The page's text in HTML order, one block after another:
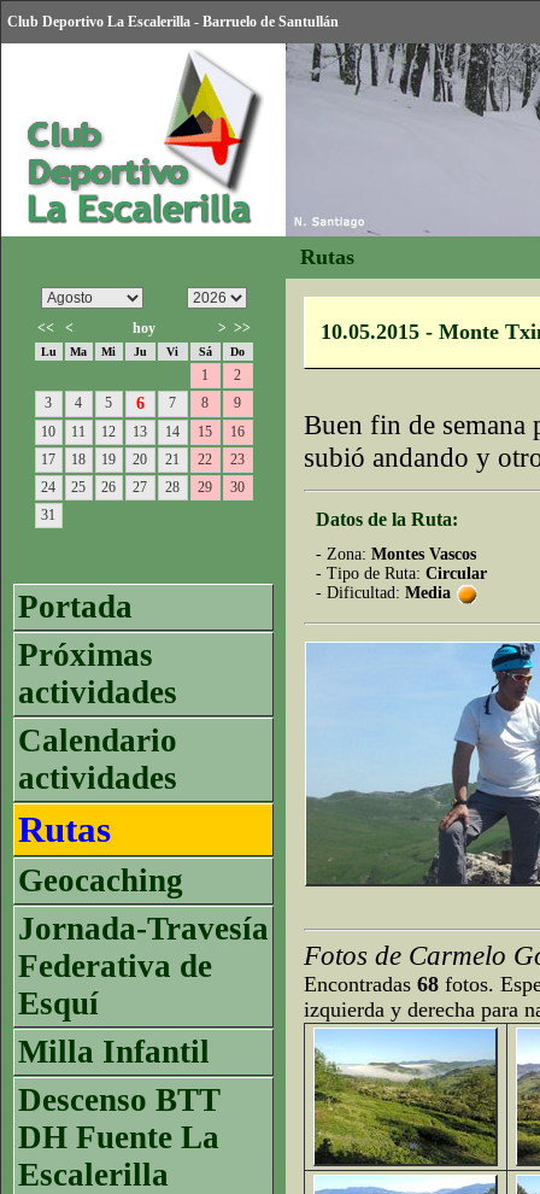
Club Deportivo La Escalerilla - Barruelo de Santullán
Rutas
<< < hoy > >>
Lu Ma Mi Ju Vi Sá Do
1
2
3
4 5 6 7 8
9
10
11 12 13 14 15
16
17
18 19 20 21 22
23
24
25 26 27 28 29
30
31
Portada
Próximas
actividades
Calendario
actividades
Rutas
Geocaching
Jornada-Travesía
Federativa de
Esquí
Milla Infantil
Descenso BTT
DH Fuente La
Escalerilla
10.05.2015 - Monte
Buen fin de
subió andando y
Datos de la Ruta:
- Zona: Montes Vascos
- Tipo de Ruta: Circular
- Dificultad: Media
Fotos de Carmelo
Encontradas 68 fotos.
izquierda y derecha para